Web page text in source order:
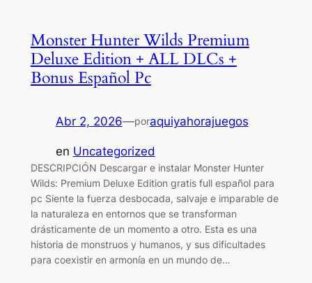
Monster Hunter Wilds Premium
Deluxe Edition + ALL DLCs +
Bonus Español Pc
Abr 2, 2026—poraquiyahorajuegos
en Uncategorized
DESCRIPCIÓN Descargar e instalar Monster Hunter
Wilds: Premium Deluxe Edition gratis full español para
pc Siente la fuerza desbocada, salvaje e imparable de
la naturaleza en entornos que se transforman
drásticamente de un momento a otro. Esta es una
historia de monstruos y humanos, y sus dificultades
para coexistir en armonía en un mundo de…